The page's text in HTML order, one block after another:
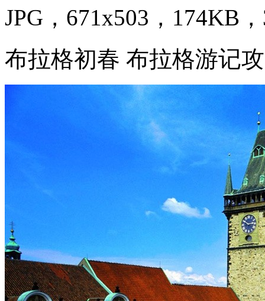
JPG，671x503，174KB
布拉格初春 布拉格游记